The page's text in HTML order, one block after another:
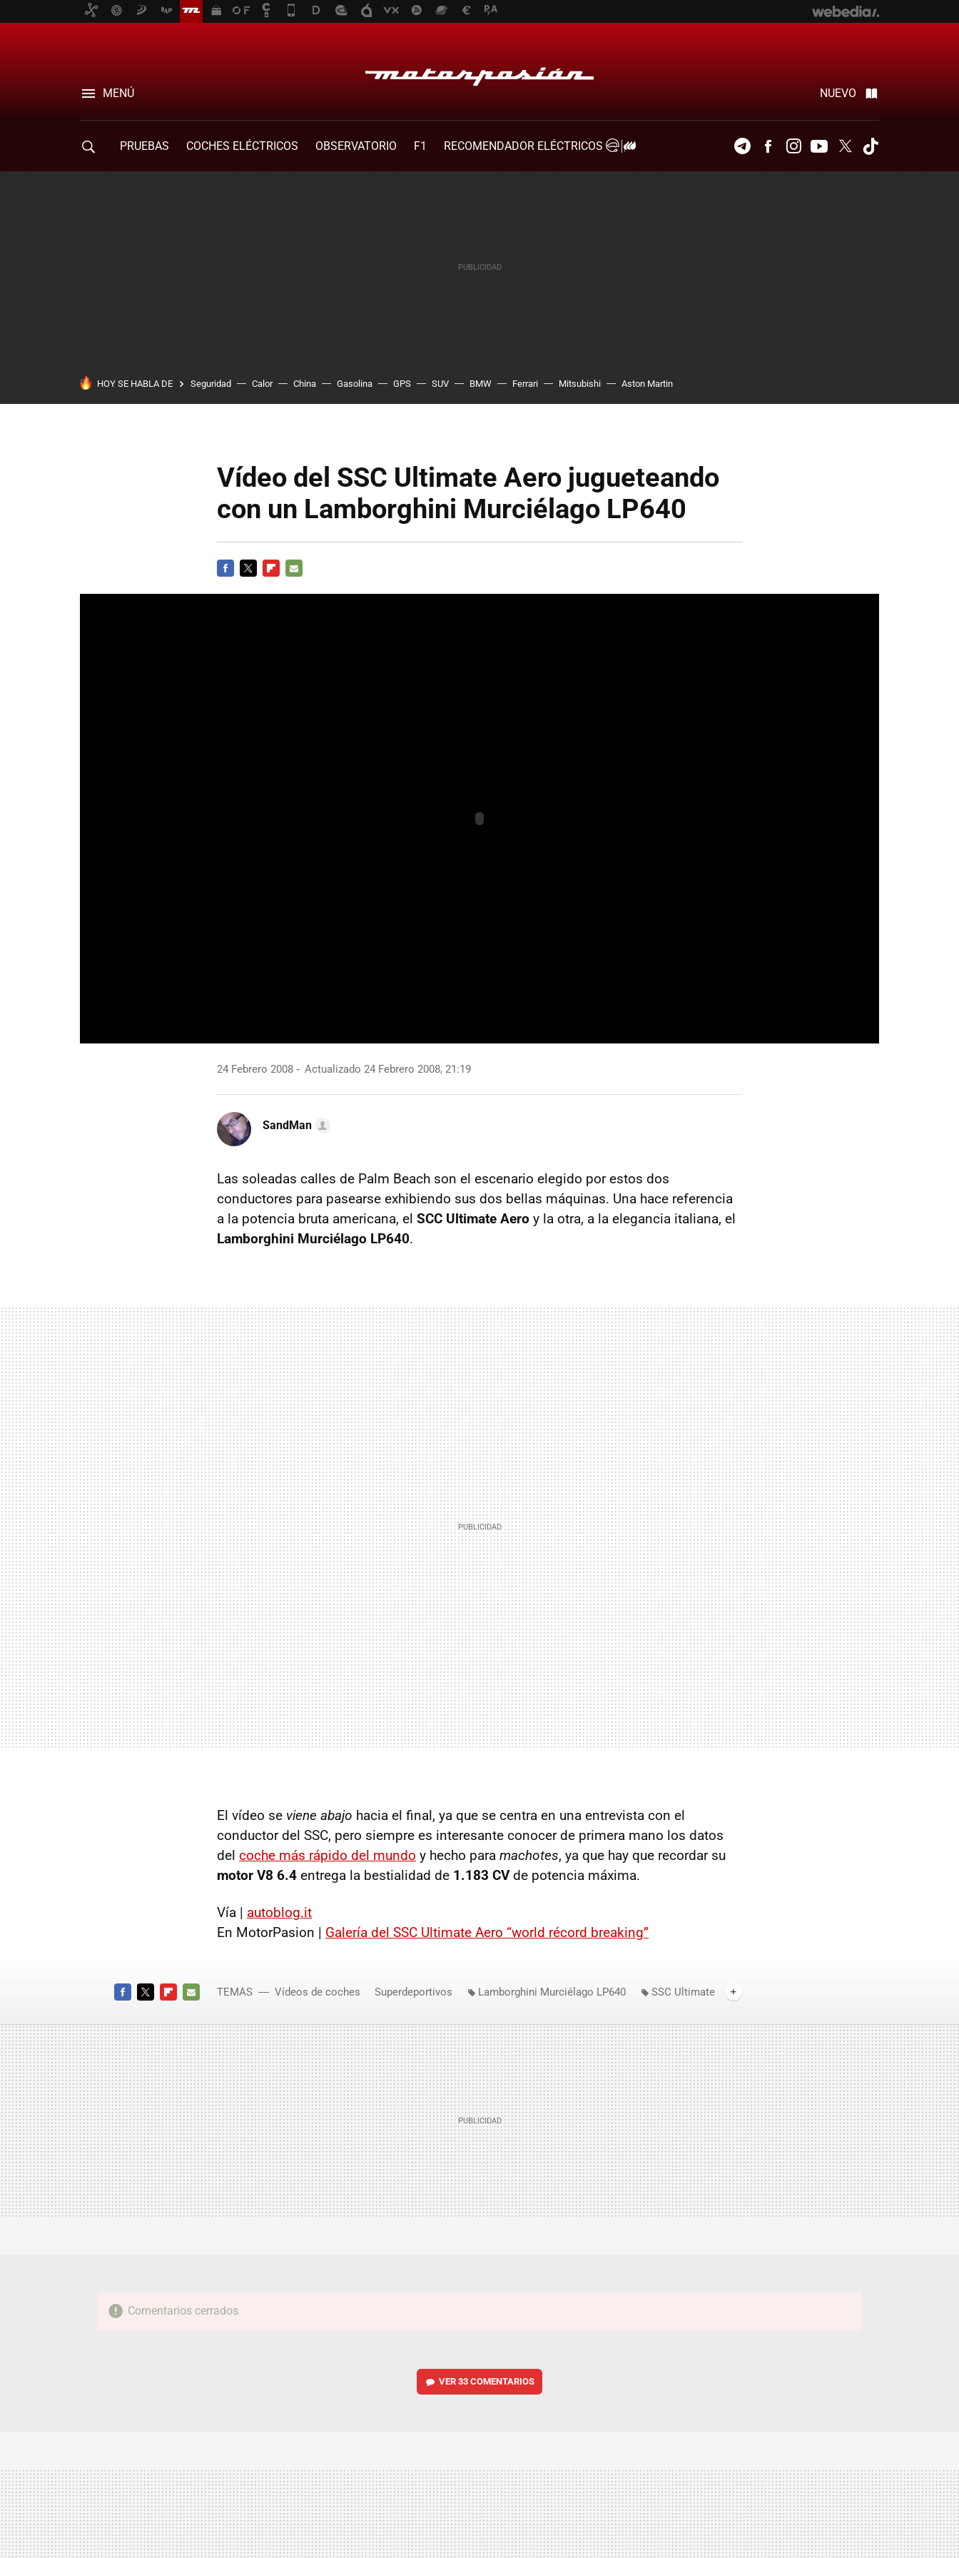
MENÚ NUEVO
PRUEBAS COCHES ELÉCTRICOS OBSERVATORIO F1
RECOMENDADOR ELÉCTRICOS
TelegramFacebookInstagramYoutubeTwitter
HOY SE HABLA DE Seguridad Calor China Gasolina GPS SUV BMW Ferrari Mitsubishi Aston Martin
Vídeo del SSC Ultimate Aero jugueteando
con un Lamborghini Murciélago LP640
24 Febrero 2008 Actualizado 24 Febrero 2008, 21:19
SandMan
Las soleadas calles de Palm Beach son el escenario elegido por estos dos
conductores para pasearse exhibiendo sus dos bellas máquinas. Una hace referencia
a la potencia bruta americana, el SCC Ultimate Aero y la otra, a la elegancia italiana, el
Lamborghini Murciélago LP640.
El vídeo se viene abajo hacia el final, ya que se centra en una entrevista con el
conductor del SSC, pero siempre es interesante conocer de primera mano los datos
del coche más rápido del mundo y hecho para machotes, ya que hay que recordar su
motor V8 6.4 entrega la bestialidad de 1.183 CVde potencia máxima.
Vía | autoblog.it
En MotorPasion | Galería del SSC Ultimate Aero “world récord breaking”
MAIL
TEMAS Vídeos de coches Superdeportivos Lamborghini Murciélago LP640
SSC Ultimate
Comentarios cerrados
VER 33 COMENTARIOS